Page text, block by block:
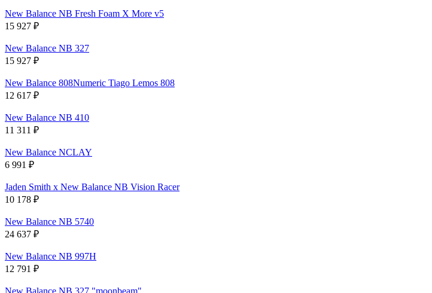
New Balance NB Fresh Foam X More v5
15 927 ₽
New Balance NB 327
15 927 ₽
New Balance 808Numeric Tiago Lemos 808
12 617 ₽
New Balance NB 410
11 311 ₽
New Balance NCLAY
6 991 ₽
Jaden Smith x New Balance NB Vision Racer
10 178 ₽
New Balance NB 5740
24 637 ₽
New Balance NB 997H
12 791 ₽
New Balance NB 327 "moonbeam"